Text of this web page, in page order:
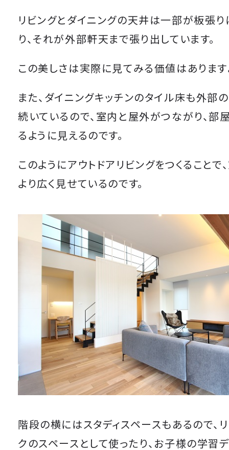
リビングとダイニングの天井は一部が板張り
り、それが外部軒天まで張り出しています。
この美しさは実際に見てみる価値はあります
また、ダイニングキッチンのタイル床も外部
続いているので、室内と屋外がつながり、部
るように見えるのです。
このようにアウトドアリビングをつくることで
より広く見せているのです。
階段の横にはスタディスペースもあるので、
クのスペースとして使ったり、お子様の学習